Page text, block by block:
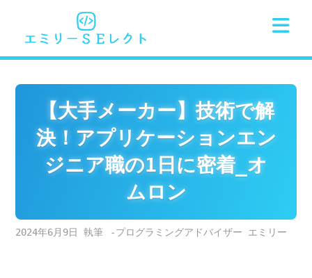
content
【大手メーカー】技術で解
決！アプリケーションエン
ジニア職の1日に密着_オ
ムロン
2024年6月9日 -プログラミングアドバイザー エミリー